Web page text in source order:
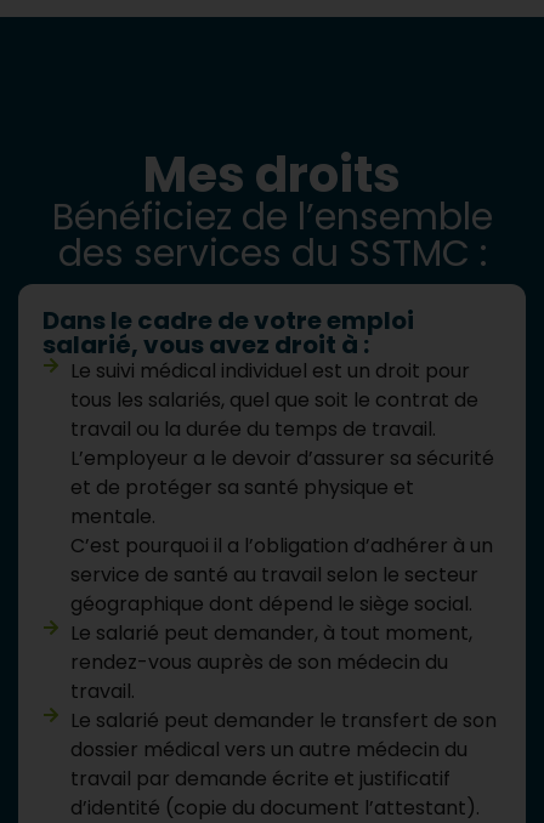
Mes droits
Bénéficiez de l’ensemble
des services du SSTMC :
Dans le cadre de votre emploi
salarié, vous avez droit à :
Le suivi médical individuel est un droit pour
tous les salariés, quel que soit le contrat de
travail ou la durée du temps de travail.
L’employeur a le devoir d’assurer sa sécurité
et de protéger sa santé physique et
mentale.
C’est pourquoi il a l’obligation d’adhérer à un
service de santé au travail selon le secteur
géographique dont dépend le siège social.
Le salarié peut demander, à tout moment,
rendez-vous auprès de son médecin du
travail.
Le salarié peut demander le transfert de son
dossier médical vers un autre médecin du
travail par demande écrite et justificatif
d’identité (copie du document l’attestant).